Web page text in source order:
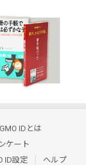
GMO IDとは
ケート
ID設定
ヘルプ